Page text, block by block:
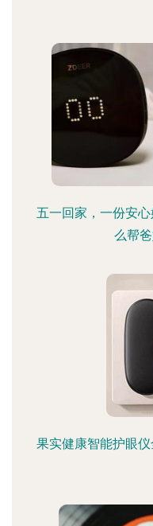
五一回家，一份安
么帮
果实健康智能护眼